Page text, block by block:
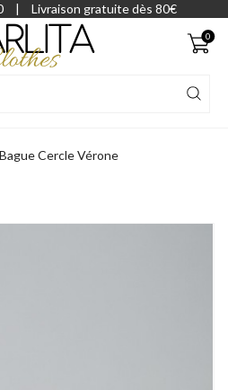
| Livraison gratuite dès 80€
0
Cercle Vérone